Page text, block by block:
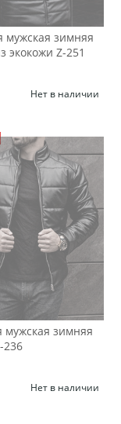
мужская зимняя
экокожи Z-251
Нет в наличии
мужская зимняя
236
Нет в наличии